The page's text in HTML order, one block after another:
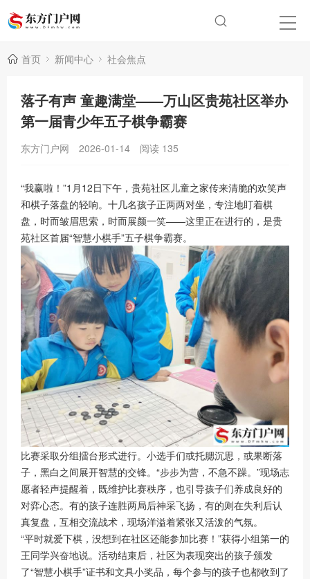
首页 新闻中心 社会焦点
落子有声 童趣满堂——万山区贵苑社区举办
第一届青少年五子棋争霸赛
东方门户网 2026-01-14 阅读 135
“我赢啦！”1月12日下午，贵苑社区儿童之家传来清脆的欢笑声
和棋子落盘的轻响。十几名孩子正两两对坐，专注地盯着棋
盘，时而皱眉思索，时而展颜一笑——这里正在进行的，是贵
苑社区首届“智慧小棋手”五子棋争霸赛。
比赛采取分组擂台形式进行。小选手们或托腮沉思，或果断落
子，黑白之间展开智慧的交锋。“步步为营，不急不躁。”现场志
愿者轻声提醒着，既维护比赛秩序，也引导孩子们养成良好的
对弈心态。有的孩子连胜两局后神采飞扬，有的则在失利后认
真复盘，互相交流战术，现场洋溢着紧张又活泼的气氛。
“平时就爱下棋，没想到在社区还能参加比赛！”获得小组第一的
王同学兴奋地说。活动结束后，社区为表现突出的孩子颁发
了“智慧小棋手”证书和文具小奖品，每个参与的孩子也都收到了